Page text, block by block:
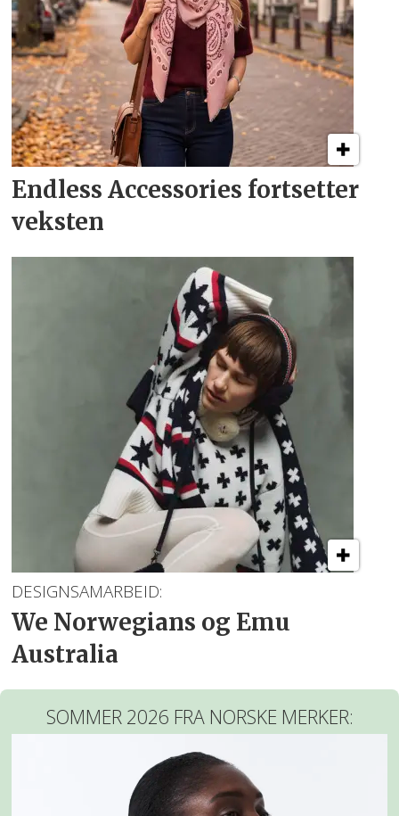
Endless Accessories fortsetter
veksten
DESIGNSAMARBEID:
We Norwegians og Emu
Australia
SOMMER 2026 FRA NORSKE MERKER: